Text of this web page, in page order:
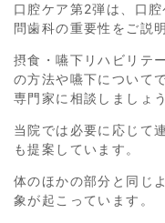
口腔ケア第2弾は、口
問歯科の重要性をご説
摂食・嚥下リハビリテ
の方法や嚥下について
専門家に相談しましょう
当院では必要に応じて
も提案しています。
体のほかの部分と同じ
象が起こっています。